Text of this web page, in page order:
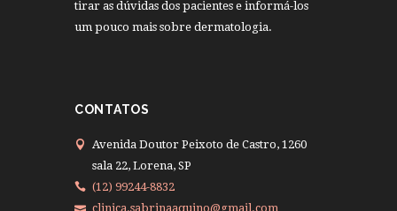
tirar as dúvidas dos pacientes e informá-los
um pouco mais sobre dermatologia.
CONTATOS
Avenida Doutor Peixoto de Castro, 1260
sala 22, Lorena, SP
(12) 99244-8832
clinica.sabrinaaquino@gmail.com